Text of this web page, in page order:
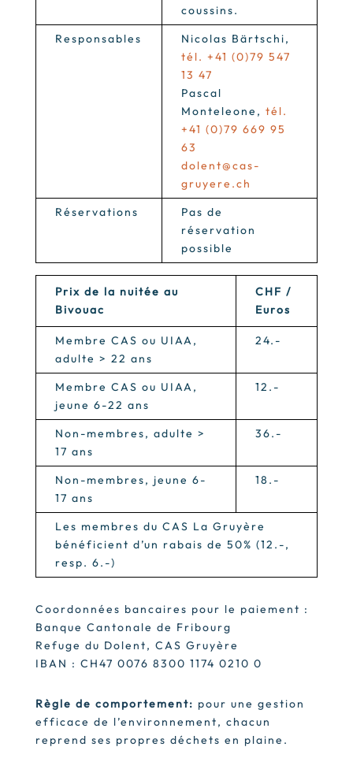
coussins.
Responsables
Nicolas Bärtschi,
tél. +41 (0)79 547
13 47
Pascal
Monteleone, tél.
+41 (0)79 669 95
63
dolent@cas-
gruyere.ch
Réservations
Pas de
réservation
possible
Prix de la nuitée au
Bivouac
CHF /
Euros
Membre CAS ou UIAA,
adulte > 22 ans
24.-
Membre CAS ou UIAA,
jeune 6-22 ans
12.-
Non-membres, adulte >
17 ans
36.-
Non-membres, jeune 6-
17 ans
18.-
Les membres du CAS La Gruyère
bénéficient d’un rabais de 50% (12.-,
resp. 6.-)
Coordonnées bancaires pour le paiement :
Banque Cantonale de Fribourg
Refuge du Dolent, CAS Gruyère
IBAN : CH47 0076 8300 1174 0210 0
Règle de comportement: pour une gestion
efficace de l’environnement, chacun
reprend ses propres déchets en plaine.